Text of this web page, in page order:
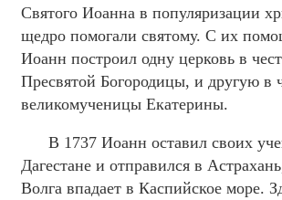
Святого Иоанна в популяризации
щедро помогали святому. С их
Иоанн построил одну церковь в
Пресвятой Богородицы, и другую в
великомученицы Екатерины.
В 1737 Иоанн оставил своих
Дагестане и отправился в
Волга впадает в Каспийское море.